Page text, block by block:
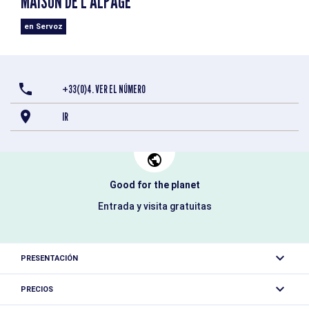
en Servoz
+33(0)4. VER EL NÚMERO
IR
Good for the planet
Entrada y visita gratuitas
PRESENTACIÓN
La Maison de l'Alpage le ofrece la oportunidad de
PRECIOS